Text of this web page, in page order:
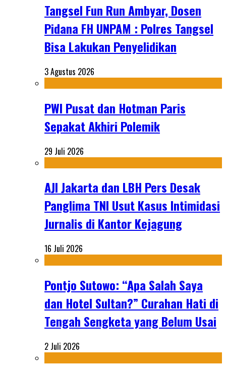
Tangsel Fun Run Ambyar, Dosen
Pidana FH UNPAM : Polres Tangsel
Bisa Lakukan Penyelidikan
3 Agustus 2026
PWI Pusat dan Hotman Paris
Sepakat Akhiri Polemik
29 Juli 2026
AJI Jakarta dan LBH Pers Desak
Panglima TNI Usut Kasus Intimidasi
Jurnalis di Kantor Kejagung
16 Juli 2026
Pontjo Sutowo: “Apa Salah Saya
dan Hotel Sultan?” Curahan Hati di
Tengah Sengketa yang Belum Usai
2 Juli 2026